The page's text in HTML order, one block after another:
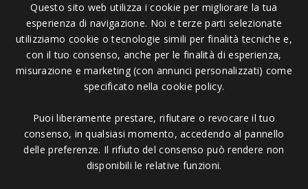
Info
Chi siamo
Contattaci
Questo sito web utilizza i cookie per migliorare la tua
esperienza di navigazione. Noi e terze parti selezionate
utilizziamo cookie o tecnologie simili per finalità tecniche e,
con il tuo consenso, anche per le finalità di esperienza,
misurazione e marketing (con annunci personalizzati) come
specificato nella cookie policy.
Puoi liberamente prestare, rifiutare o revocare il tuo
consenso, in qualsiasi momento, accedendo al pannello
delle preferenze. Il rifiuto del consenso può rendere non
disponibili le relative funzioni.